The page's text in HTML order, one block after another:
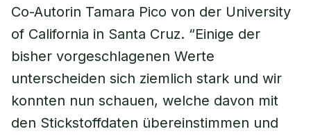
Co-Autorin Tamara Pico von der University
of California in Santa Cruz. “Einige der
bisher vorgeschlagenen Werte
unterscheiden sich ziemlich stark und wir
konnten nun schauen, welche davon mit
den Stickstoffdaten übereinstimmen und